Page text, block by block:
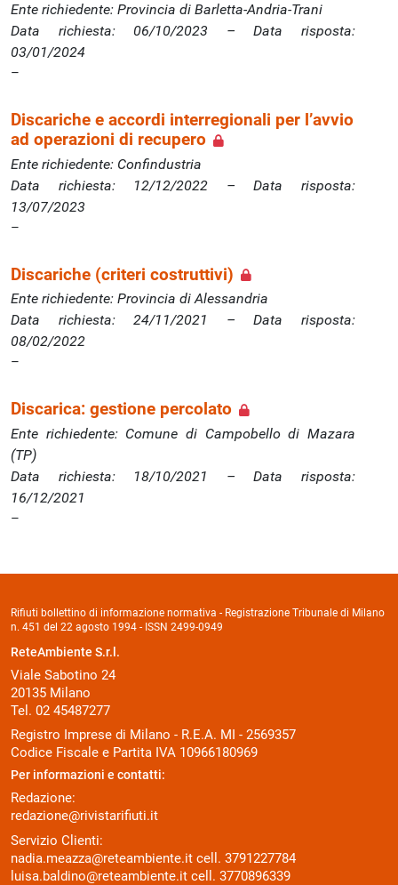
Ente richiedente: Provincia di Barletta‐Andria‐Trani
Data richiesta: 06/10/2023 – Data risposta:
03/01/2024
Discariche e accordi interregionali per l’avvio
ad operazioni di recupero
Ente richiedente: Confindustria
Data richiesta: 12/12/2022 – Data risposta:
13/07/2023
Discariche (criteri costruttivi)
Ente richiedente: Provincia di Alessandria
Data richiesta: 24/11/2021 – Data risposta:
08/02/2022
Discarica: gestione percolato
Ente richiedente: Comune di Campobello di Mazara
(TP)
Data richiesta: 18/10/2021 – Data risposta:
16/12/2021
Rifiuti bollettino di informazione normativa - Registrazione Tribunale di Milano
n. 451 del 22 agosto 1994 - ISSN 2499-0949
ReteAmbiente S.r.l.
Viale Sabotino 24
20135 Milano
Tel. 02 45487277
Registro Imprese di Milano - R.E.A. MI - 2569357
Codice Fiscale e Partita IVA 10966180969
Per informazioni e contatti:
Redazione:
redazione@rivistarifiuti.it
Servizio Clienti:
nadia.meazza@reteambiente.it cell. 3791227784
luisa.baldino@reteambiente.it cell. 3770896339